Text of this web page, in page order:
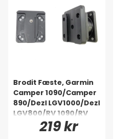
Brodit Fæste, Garmin
Camper 1090/Camper
890/Dezl LGV1000/Dezl
LGV800/RV 1090/RV
219 kr